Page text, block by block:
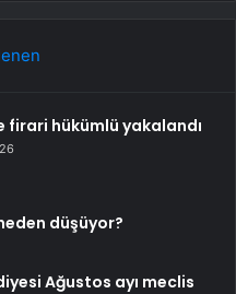
firari hükümlü yakalandı
düşüyor?
Ağustos ayı meclis